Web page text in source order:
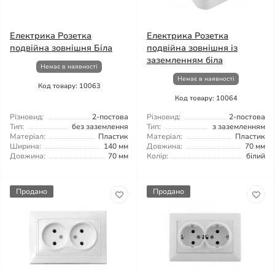
Електрика Розетка
подвійна зовнішня Біла
Немає в наявності
Код товару: 10063
Різновид:
2-постова
Тип:
без заземлення
Матеріал:
Пластик
Ширина:
140 мм
Довжина:
70 мм
Електрика Розетка
подвійна зовнішня із
заземленням біла
Немає в наявності
Код товару: 10064
Різновид:
2-постова
Тип:
з заземленням
Матеріал:
Пластик
Довжина:
70 мм
Колір:
білий
Продано Продано